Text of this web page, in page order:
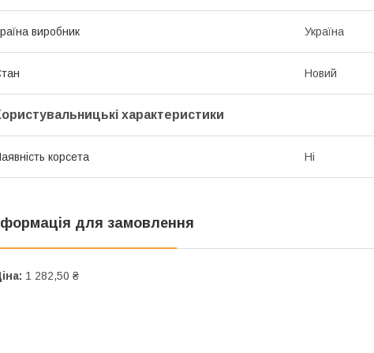
виробник Україна
Новий
характеристики
корсета Ні
для замовлення
1 282,50 ₴